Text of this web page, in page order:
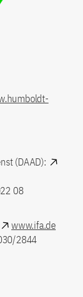
(DAAD):
08
www.ifa.de
2844